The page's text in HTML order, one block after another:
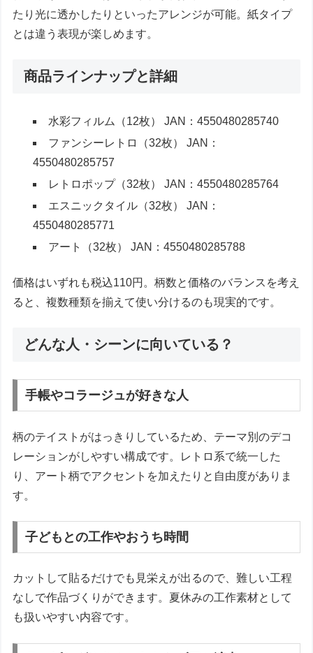
たり光に透かしたりといったアレンジが可能。紙タイプ
とは違う表現が楽しめます。
商品ラインナップと詳細
水彩フィルム（12枚） JAN：4550480285740
ファンシーレトロ（32枚） JAN：
4550480285757
レトロポップ（32枚） JAN：4550480285764
エスニックタイル（32枚） JAN：
4550480285771
アート（32枚） JAN：4550480285788
価格はいずれも税込110円。柄数と価格のバランスを考え
ると、複数種類を揃えて使い分けるのも現実的です。
どんな人・シーンに向いている？
手帳やコラージュが好きな人
柄のテイストがはっきりしているため、テーマ別のデコ
レーションがしやすい構成です。レトロ系で統一した
り、アート柄でアクセントを加えたりと自由度がありま
す。
子どもとの工作やおうち時間
カットして貼るだけでも見栄えが出るので、難しい工程
なしで作品づくりができます。夏休みの工作素材として
も扱いやすい内容です。